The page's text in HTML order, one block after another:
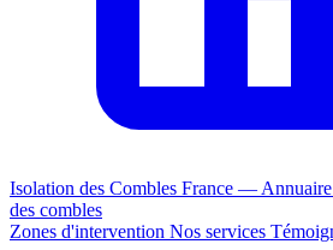
Isolation des Combles France —
des combles
Zones d'intervention Nos services